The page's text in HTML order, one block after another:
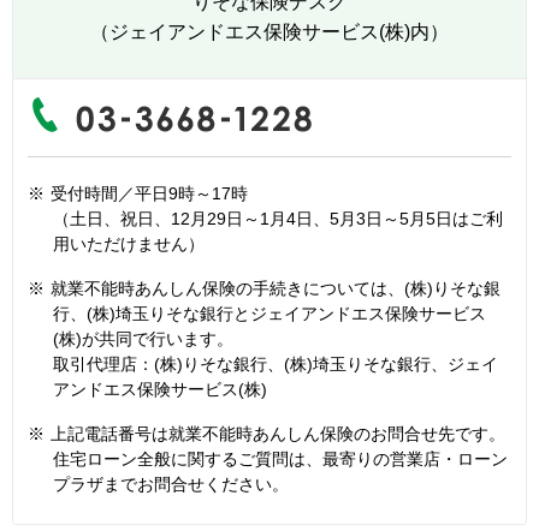
（ジェイアンドエス保険サービス(株)内）
※ 受付時間／平日9時～17時
（土日、祝日、12月29日～1月4日、5月3日～5月5日はご利
用いただけません）
※ 就業不能時あんしん保険の手続きについては、(株)りそな銀
行、(株)埼玉りそな銀行とジェイアンドエス保険サービス
(株)が共同で行います。
取引代理店：(株)りそな銀行、(株)埼玉りそな銀行、ジェイ
アンドエス保険サービス(株)
※
上記電話番号は就業不能時あんしん保険のお問合せ先です。
住宅ローン全般に関するご質問は、最寄りの営業店・ローン
プラザまでお問合せください。